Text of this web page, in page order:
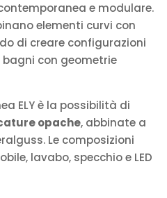
e modulare.
elementi curvi con
di creare configurazioni
con geometrie
ELY è la possibilità di
opache, abbinate a
Le composizioni
lavabo, specchio e LED